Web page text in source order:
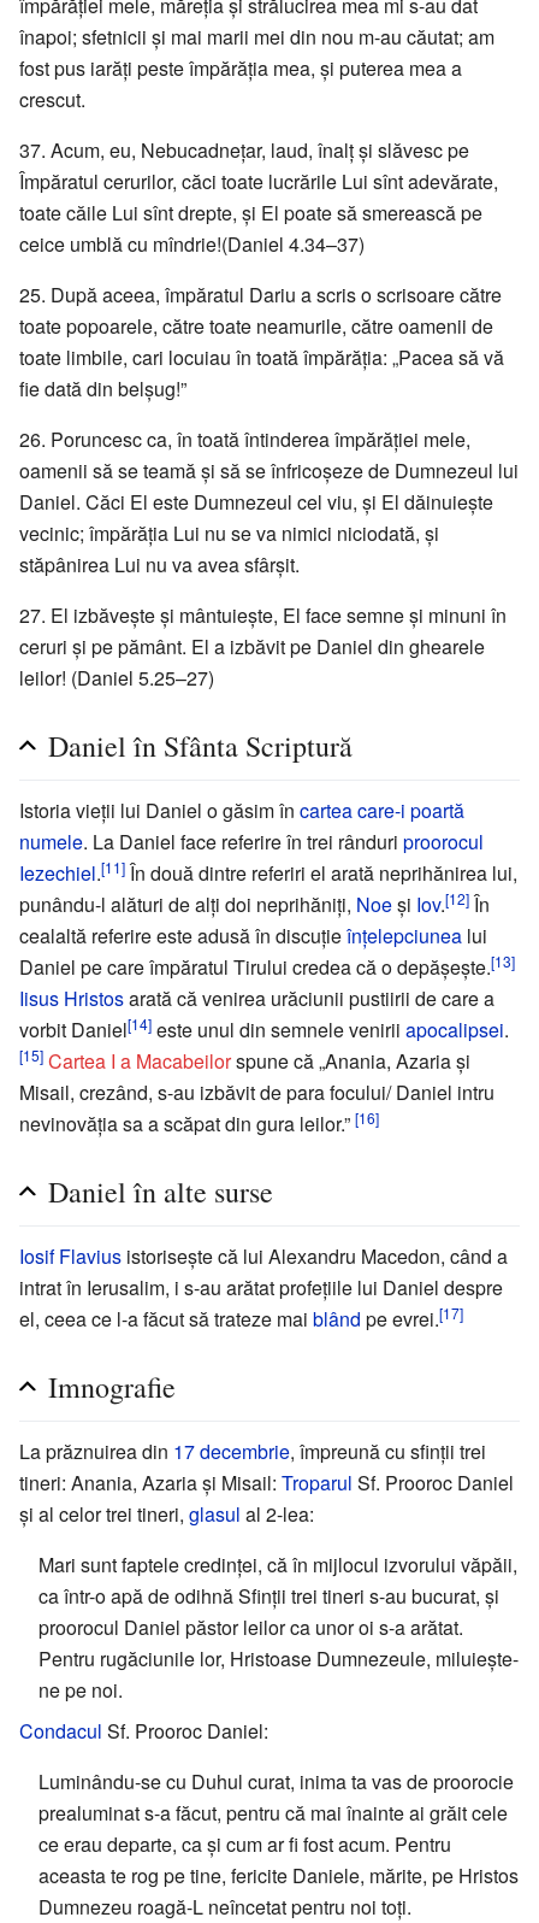
împărăției mele, măreția și strălucirea mea mi s-au dat
înapoi; sfetnicii și mai marii mei din nou m-au căutat; am
fost pus iarăți peste împărăția mea, și puterea mea a
crescut.
37. Acum, eu, Nebucadnețar, laud, înalț și slăvesc pe
Împăratul cerurilor, căci toate lucrările Lui sînt adevărate,
toate căile Lui sînt drepte, și El poate să smerească pe
ceice umblă cu mîndrie!(Daniel 4.34–37)
25. După aceea, împăratul Dariu a scris o scrisoare către
toate popoarele, către toate neamurile, către oamenii de
toate limbile, cari locuiau în toată împărăția: „Pacea să vă
fie dată din belșug!”
26. Poruncesc ca, în toată întinderea împărăției mele,
oamenii să se teamă și să se înfricoșeze de Dumnezeul lui
Daniel. Căci El este Dumnezeul cel viu, și El dăinuiește
vecinic; împărăția Lui nu se va nimici niciodată, și
stăpânirea Lui nu va avea sfârșit.
27. El izbăvește și mântuiește, El face semne și minuni în
ceruri și pe pământ. El a izbăvit pe Daniel din ghearele
leilor! (Daniel 5.25–27)
Daniel în Sfânta Scriptură
Istoria vieții lui Daniel o găsim în cartea care-i poartă
numele. La Daniel face referire în trei rânduri proorocul
Iezechiel.[11] În două dintre referiri el arată neprihănirea lui,
punându-l alături de alți doi neprihăniți, Noeși Iov.[12] În
cealaltă referire este adusă în discuțieînțelepciunea lui
Daniel pe care împăratul Tirului credea că o depășește.[13]
Iisus Hristosarată că venirea urăciunii pustiirii de care a
vorbit Daniel[14] este unul din semnele venirii apocalipsei.
[15] Cartea I a Macabeilorspune că „Anania, Azaria și
Misail, crezând, s-au izbăvit de para focului/ Daniel intru
nevinovăția sa a scăpat din gura leilor.” [16]
Daniel în alte surse
Iosif Flavius istorisește că lui Alexandru Macedon, când a
intrat în Ierusalim, i s-au arătat profețiile lui Daniel despre
el, ceea ce l-a făcut să trateze mai blând pe evrei.[17]
Imnografie
La prăznuirea din 17 decembrie, împreună cu sfinții trei
tineri: Anania, Azaria și Misail: Troparul Sf. Prooroc Daniel
și al celor trei tineri, glasul al 2-lea:
Mari sunt faptele credinței, că în mijlocul izvorului văpăii,
ca într-o apă de odihnă Sfinții trei tineri s-au bucurat, și
proorocul Daniel păstor leilor ca unor oi s-a arătat.
Pentru rugăciunile lor, Hristoase Dumnezeule, miluiește-
ne pe noi.
Condacul Sf. Prooroc Daniel:
Luminându-se cu Duhul curat, inima ta vas de proorocie
prealuminat s-a făcut, pentru că mai înainte ai grăit cele
ce erau departe, ca și cum ar fi fost acum. Pentru
aceasta te rog pe tine, fericite Daniele, mărite, pe Hristos
Dumnezeu roagă-L neîncetat pentru noi toți.